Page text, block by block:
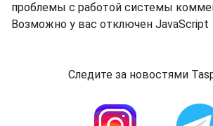
проблемы с работой системы
Возможно у вас отключен JavaScript
Следите за новостями